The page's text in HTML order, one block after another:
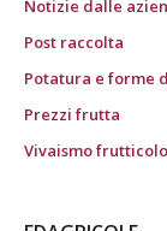
Notizie dalle
Post raccolta
Potatura e forme
Prezzi frutta
Vivaismo frutticolo